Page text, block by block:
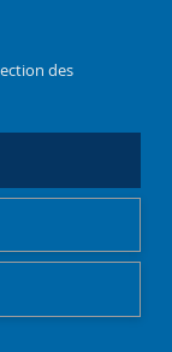
des
Haut de page